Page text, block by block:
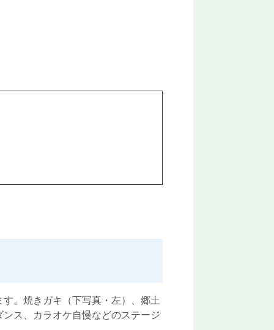
。焼きガキ（下写真・左）、郷土
ス、カラオケ自慢などのステージ